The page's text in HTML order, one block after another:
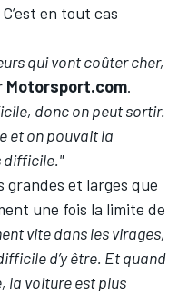
en tout cas
qui vont coûter cher,
Motorsport.com.
donc on peut sortir.
et on pouvait la
difficile."
et larges que
une fois la limite de
vite dans les virages,
d’y être. Et quand
la voiture est plus